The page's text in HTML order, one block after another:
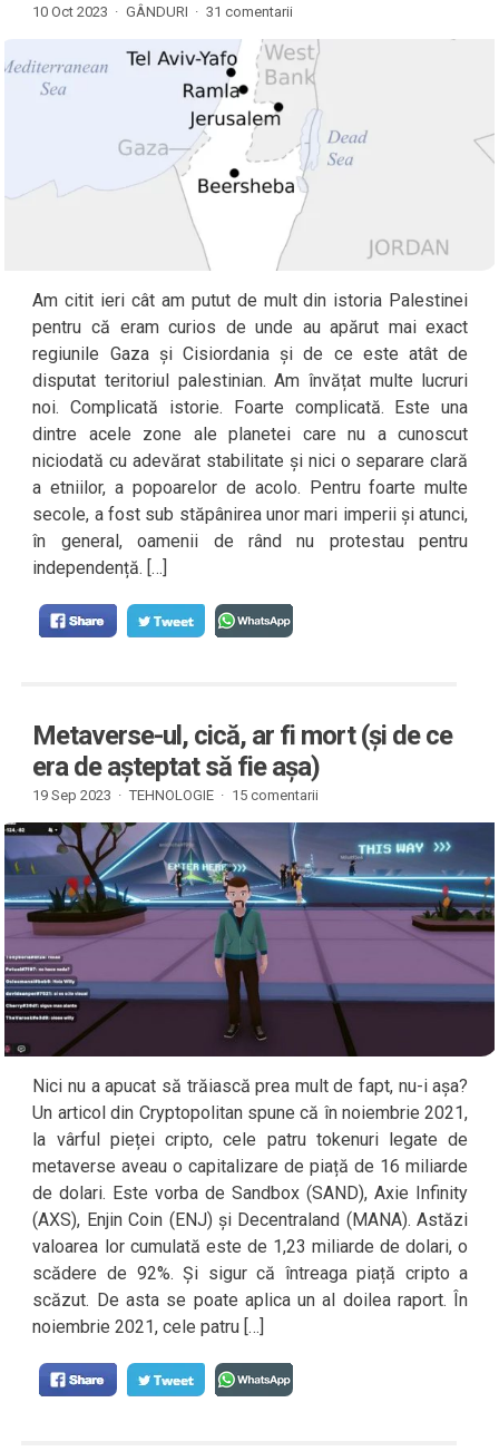
10 Oct 2023 · GÂNDURI · 31 comentarii
Am citit ieri cât am putut de mult din istoria Palestinei
pentru că eram curios de unde au apărut mai exact
regiunile Gaza și Cisiordania și de ce este atât de
disputat teritoriul palestinian. Am învățat multe lucruri
noi. Complicată istorie. Foarte complicată. Este una
dintre acele zone ale planetei care nu a cunoscut
niciodată cu adevărat stabilitate și nici o separare clară
a etniilor, a popoarelor de acolo. Pentru foarte multe
secole, a fost sub stăpânirea unor mari imperii și atunci,
în general, oamenii de rând nu protestau pentru
independență. […]
Metaverse-ul, cică, ar fi mort (și de ce
era de așteptat să fie așa)
19 Sep 2023 · TEHNOLOGIE · 15 comentarii
Nici nu a apucat să trăiască prea mult de fapt, nu-i așa?
Un articol din Cryptopolitan spune că în noiembrie 2021,
la vârful pieței cripto, cele patru tokenuri legate de
metaverse aveau o capitalizare de piață de 16 miliarde
de dolari. Este vorba de Sandbox (SAND), Axie Infinity
(AXS), Enjin Coin (ENJ) și Decentraland (MANA). Astăzi
valoarea lor cumulată este de 1,23 miliarde de dolari, o
scădere de 92%. Și sigur că întreaga piață cripto a
scăzut. De asta se poate aplica un al doilea raport. În
noiembrie 2021, cele patru […]